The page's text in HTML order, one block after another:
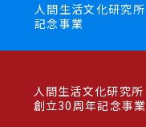
人間生活文化研究所
記念事業
人間生活文化研究所
創立30周年記念事業